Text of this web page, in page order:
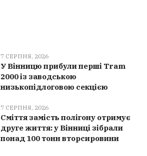
7 СЕРПНЯ, 2026
У Вінницю прибули перші Tram
2000 із заводською
низькопідлоговою секцією
7 СЕРПНЯ, 2026
Сміття замість полігону отримує
друге життя: у Вінниці зібрали
понад 100 тонн вторсировини